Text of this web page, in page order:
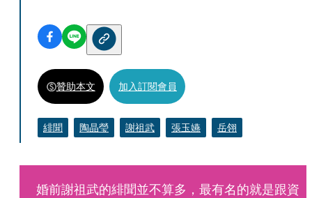
贊助本文 加入訂閱會員
緋聞 陶晶瑩 謝祖武 張玉嬿 岳翎
婚前謝祖武的緋聞並不算多，最有名的就是跟資